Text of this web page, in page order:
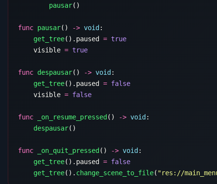
        pausar
func pausar() -> void
    get_tree
().paused =
    visible
=
func despausar() -> void
    get_tree
().paused =
    visible
=
func _on_resume_pressed () -> void
    despausar
func _on_quit_pressed () -> void
    get_tree
().paused =
    get_tree
(). change_scene_to_file( "res://